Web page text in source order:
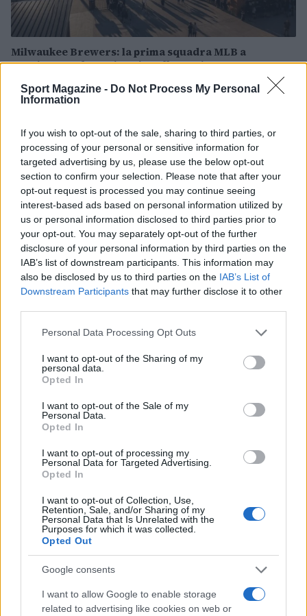
Sport Magazine - Do Not Process My Personal
Information
If you wish to opt-out of the sale, sharing to third parties, or
processing of your personal or sensitive information for
targeted advertising by us, please use the below opt-out
section to confirm your selection. Please note that after your
opt-out request is processed you may continue seeing
interest-based ads based on personal information utilized by
us or personal information disclosed to third parties prior to
your opt-out. You may separately opt-out of the further
disclosure of your personal information by third parties on the
IAB’s list of downstream participants. This information may
also be disclosed by us to third parties on the IAB’s List of
Downstream Participants that may further disclose it to other
Please note that this website/app uses one or more Google
not limited to your visit or usage behaviour. You may click to
grant or deny consent to Google and its third-party tags to
use your data for below specified purposes in below Google
consent section.
Personal Data Processing Opt Outs
I want to opt-out of the Sharing of my
personal data.
Opted In
I want to opt-out of the Sale of my
Personal Data.
Opted In
I want to opt-out of processing my
Personal Data for Targeted Advertising.
Opted In
I want to opt-out of Collection, Use,
Retention, Sale, and/or Sharing of my
Personal Data that Is Unrelated with the
Purposes for which it was collected.
Opted Out
Google consents
I want to allow Google to enable storage
related to advertising like cookies on web or
Milwaukee Brewers: la prima squadra MLB a
raggiungere le 70 vittorie nella stagione 2026
formazioni e dove vederla
Ilaria Mauri · 5 Ago 2026
PIÙ LETTI
Chouchaa: chi è il calciatore algerino?
A quanto ammonta il patrimonio di Andrea Pirlo?
Lazio e Milan: tutti gli ex calciatori che hanno
indossato le due maglie
Union Berlino-Cagliari: dove vedere l’amichevole
estiva in diretta